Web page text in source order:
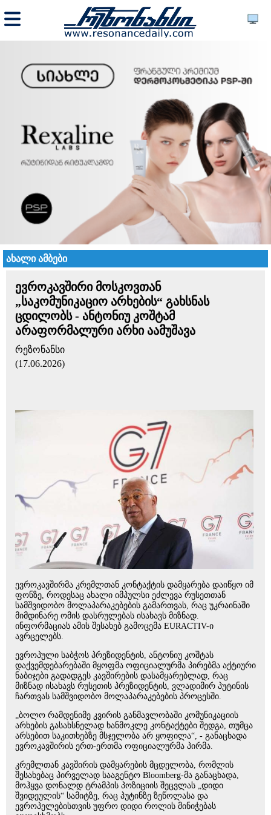
ახალი ამბები
ევროკავშირი მოსკოვთან
„საკომუნიკაციო არხების“ გახსნას
ცდილობს - ანტონიუ კოშტამ
არაფორმალური არხი აამუშავა
რეზონანსი
(17.06.2026)
ევროკავშირმა კრემლთან კონტაქტის დამყარება დაიწყო იმ
ფონზე, როდესაც ახალი იმპულსი ეძლევა რუსეთთან
სამშვიდობო მოლაპარაკებების გამართვას, რაც უკრაინაში
მიმდინარე ომის დასრულებას ისახავს მიზნად.
ინფორმაციას ამის შესახებ გამოცემა EURACTIV-ი
ავრცელებს.
ევროპული საბჭოს პრეზიდენტის, ანტონიუ კოშტას
დაქვემდებარებაში მყოფმა ოფიციალურმა პირებმა აქტიური
ნაბიჯები გადადგეს კავშირების დასამყარებლად, რაც
მიზნად ისახავს რუსეთის პრეზიდენტის, ვლადიმირ პუტინის
ჩართვას სამშვიდობო მოლაპარაკებების პროცესში.
„ბოლო რამდენიმე კვირის განმავლობაში კომუნიკაციის
არხების გასახსნელად ხანმოკლე კონტაქტები შედგა, თუმცა
არსებით საკითხებზე მსჯელობა არ ყოფილა“, - განაცხადა
ევროკავშირის ერთ-ერთმა ოფიციალურმა პირმა.
კრემლთან კავშირის დამყარების მცდელობა, რომლის
შესახებაც პირველად სააგენტო Bloomberg-მა განაცხადა,
მოჰყვა დონალდ ტრამპის პოზიციის შეცვლას „დიდი
შვიდეულის“ სამიტზე, რაც პუტინზე ზეწოლასა და
ევროპელებისთვის უფრო დიდი როლის მინიჭებას